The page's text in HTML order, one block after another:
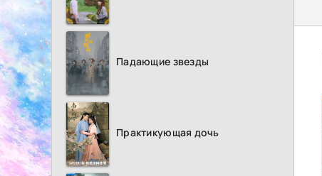
Падающие звезды
Практикующая дочь